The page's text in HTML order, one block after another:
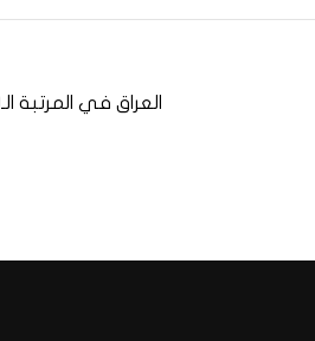
العراق في المرتبة الـ9 عربياً بمؤشر الحرية العالمي